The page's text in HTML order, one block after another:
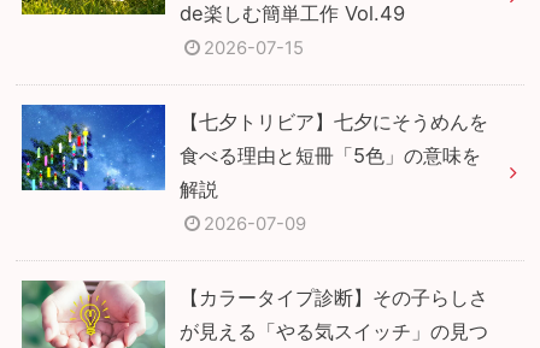
de楽しむ簡単工作 Vol.49
2026-07-15
【七夕トリビア】七夕にそうめんを
食べる理由と短冊「5色」の意味を
解説
2026-07-09
【カラータイプ診断】その子らしさ
が見える「やる気スイッチ」の見つ